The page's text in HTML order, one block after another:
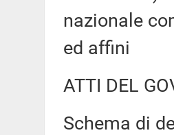
nazionale
ed affini
ATTI DEL
Schema di